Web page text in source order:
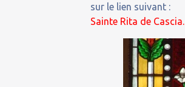
sur le lien suivant :
Sainte Rita de Cascia.